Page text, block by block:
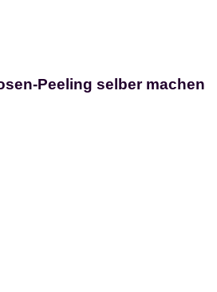
Peeling selber machen